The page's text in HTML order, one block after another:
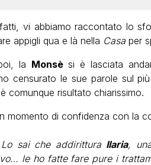
vi abbiamo raccontato lo
appigli qua e là nella Casa per
la Monsè si è lasciata
censurato le sue parole sul
è comunque risultato chiarissimo.
momento di confidenza con la
sai che addirittura Ilaria,
le ho fatte fare pure i